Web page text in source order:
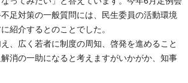
足対策の一般質問には、民生委員の活動環境
紹介するとのことでした。
、広く若者に制度の周知、啓発を進めること
消の一助になると考えますがいかがか、知事